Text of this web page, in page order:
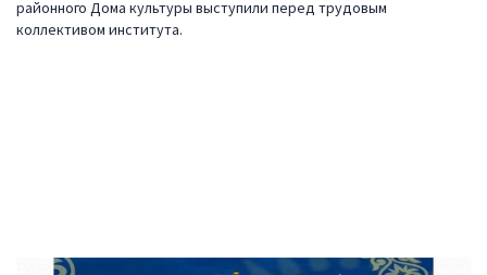
районного Дома культуры выступили перед трудовым
коллективом института.